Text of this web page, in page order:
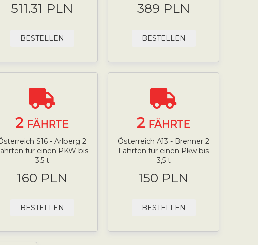
511.31 PLN
BESTELLEN
389 PLN
BESTELLEN
2 FÄHRTE
S16 - Arlberg 2
für einen PKW bis
3,5 t
160 PLN
BESTELLEN
2 FÄHRTE
Österreich A13 - Brenner 2
Fahrten für einen Pkw bis
3,5 t
150 PLN
BESTELLEN